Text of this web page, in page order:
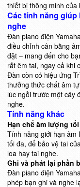
thiết bị thông minh của
Các tính năng
nghe
Đàn piano điện
điều chỉnh cân bằng
đặt – mang đến cho
rất êm tai, ngay cả khi
Đàn còn có hiệu ứng
thưởng thức chất âm
lúc ngồi trước một cây
nghe.
Tính năng khác
Hạn chế âm lượng
Tính năng giới hạn âm
tối đa, để bảo vệ tai
loa hay tai nghe.
Ghi và phát lại phần
Đàn piano điện
phép bạn ghi và nghe